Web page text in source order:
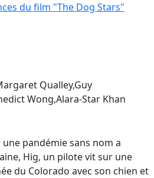
du film "The Dog Stars"
Qualley,Guy
Wong,Alara-Star Khan
pandémie sans nom a
Hig, un pilote vit sur une
du Colorado avec son chien et